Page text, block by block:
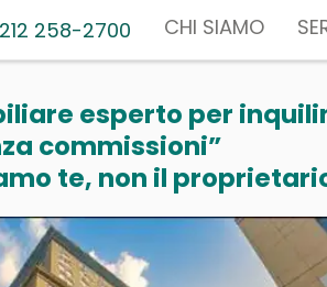
258-2700 CHI SIAMO
esperto per
commissioni”
te, non il